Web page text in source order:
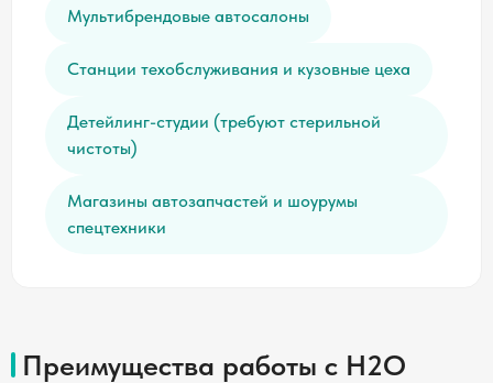
Мультибрендовые автосалоны
Станции техобслуживания и кузовные цеха
Детейлинг-студии (требуют стерильной
чистоты)
Магазины автозапчастей и шоурумы
спецтехники
Преимущества работы с H2O